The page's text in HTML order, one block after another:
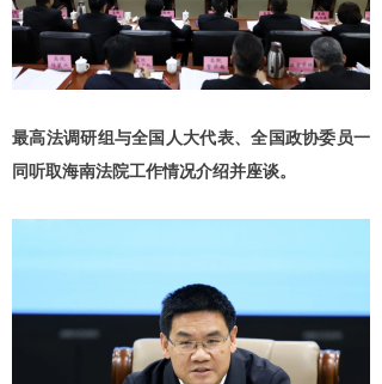
最高法调研组与全国人大代表、全国政协委员一
同听取海南法院工作情况介绍并座谈。